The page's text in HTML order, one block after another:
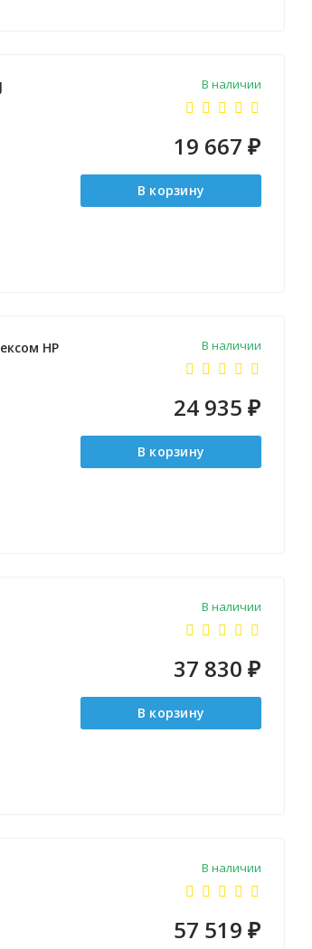
В наличии
19 667 ₽
В корзину
HP
В наличии
24 935 ₽
В корзину
В наличии
37 830 ₽
В корзину
В наличии
57 519 ₽